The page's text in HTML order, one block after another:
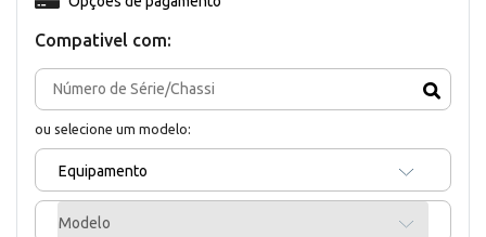
Compativel com:
ou selecione um modelo:
Equipamento
Modelo